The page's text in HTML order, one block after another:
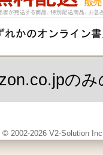
の
© 2002-2026 V2-Solution